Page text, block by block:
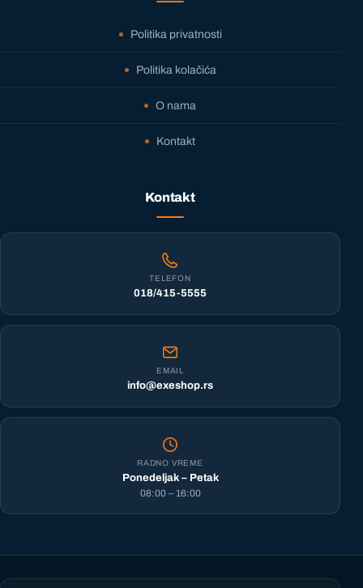
Politika privatnosti
Politika kolačića
O nama
Kontakt
Kontakt
TELEFON
018/415-5555
EMAIL
info@exeshop.rs
RADNO VREME
Ponedeljak – Petak
08:00 – 16:00